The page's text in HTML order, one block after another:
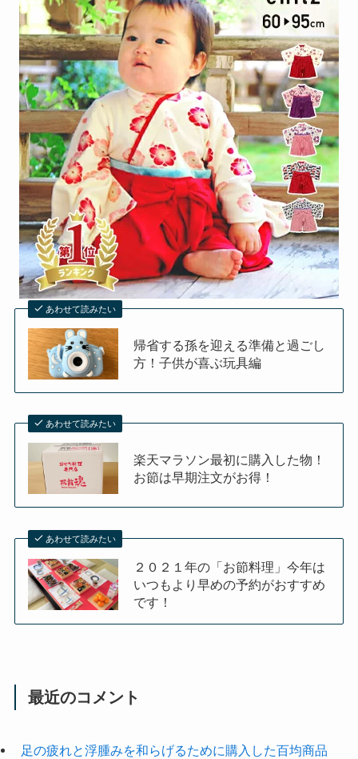
あわせて読みたい
帰省する孫を迎える準備と過ごし
方！子供が喜ぶ玩具編
あわせて読みたい
楽天マラソン最初に購入した物！
お節は早期注文がお得！
あわせて読みたい
２０２１年の「お節料理」今年は
いつもより早めの予約がおすすめ
です！
最近のコメント
足の疲れと浮腫みを和らげるために購入した百均商品